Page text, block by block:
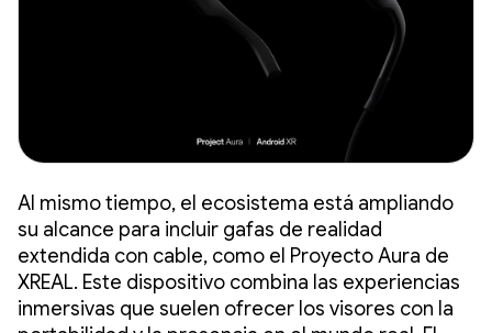
Al mismo tiempo, el ecosistema está ampliando
su alcance para incluir gafas de realidad
extendida con cable, como el Proyecto Aura de
XREAL. Este dispositivo combina las experiencias
inmersivas que suelen ofrecer los visores con la